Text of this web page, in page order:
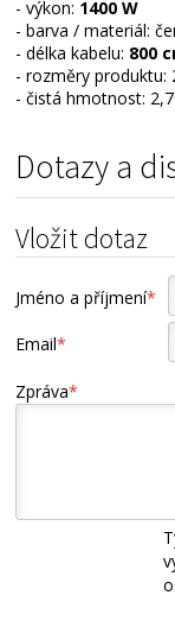
- výkon: 1400 W
- barva / materiál:
- délka kabelu: 800
- rozměry produktu:
- čistá hmotnost:
Dotazy a
Vložit dotaz
Jméno a příjmení*
Email*
Zpráva*